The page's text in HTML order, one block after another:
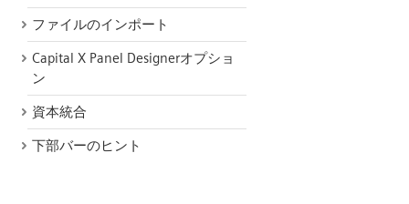
ファイルのインポート
Capital X Panel Designerオプショ
ン
資本統合
下部バーのヒント